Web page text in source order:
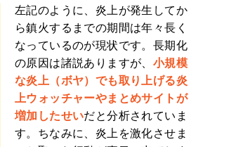
左記のように、炎上が発生してか
ら鎮火するまでの期間は年々長く
なっているのが現状です。長期化
の原因は諸説ありますが、 小規模
な炎上（ボヤ）でも取り上げる炎
上ウォッチャーやまとめサイトが
増加したせいだと分析されていま
す。ちなみに、炎上を激化させま